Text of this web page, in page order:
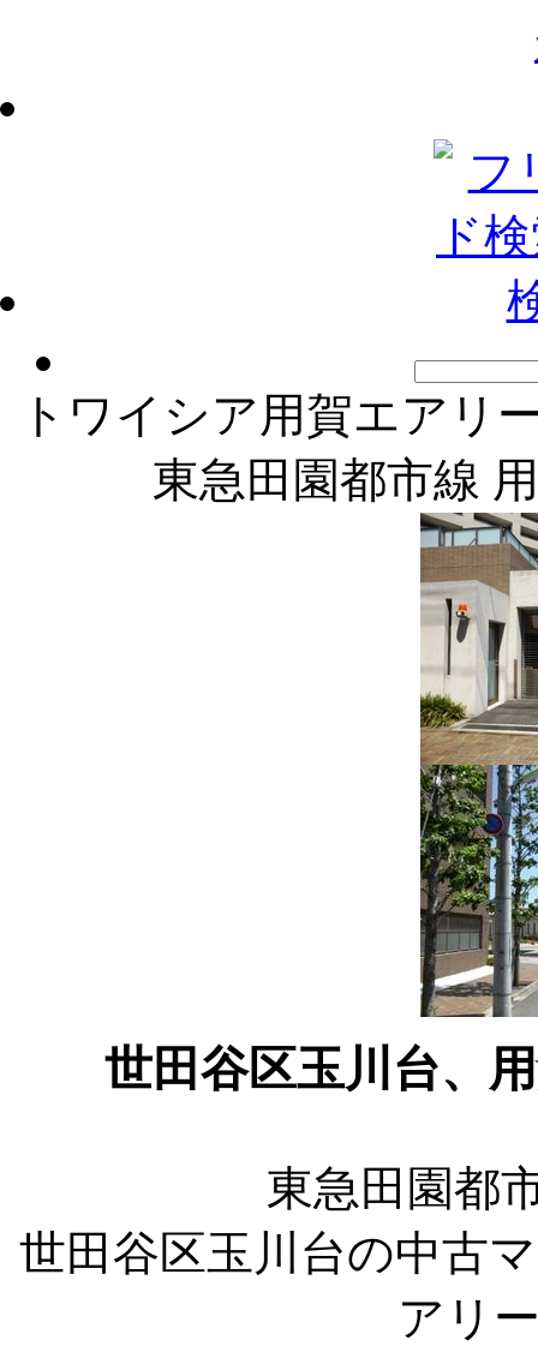
トワイシア用賀エアリ
東急田園都市線
世田谷区玉川台、
東急田園都
世田谷区玉川台の中古
アリ